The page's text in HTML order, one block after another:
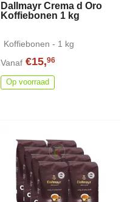
Dallmayr Crema d Oro
Koffiebonen 1 kg
Koffiebonen - 1 kg
Vanaf €15,96
Op voorraad